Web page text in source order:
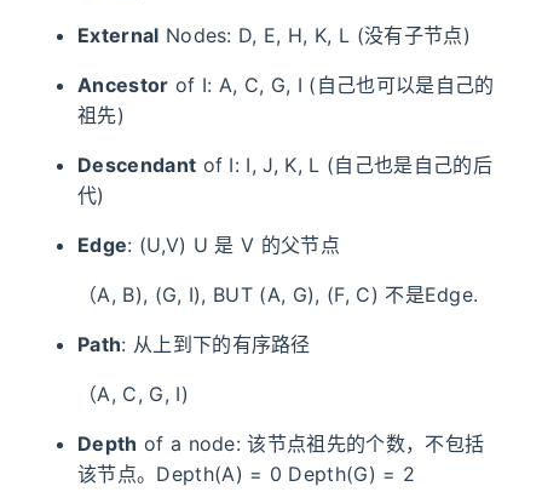
External Nodes: D, E, H, K, L (没有子节点)
Ancestor of I: A, C, G, I (自己也可以是自己的
祖先)
Descendant of I: I, J, K, L (自己也是自己的后
代)
Edge: (U,V) U 是 V 的父节点
（A, B), (G, I), BUT (A, G), (F, C) 不是Edge.
Path: 从上到下的有序路径
（A, C, G, I)
Depth of a node: 该节点祖先的个数，不包括
该节点。Depth(A) = 0 Depth(G) = 2